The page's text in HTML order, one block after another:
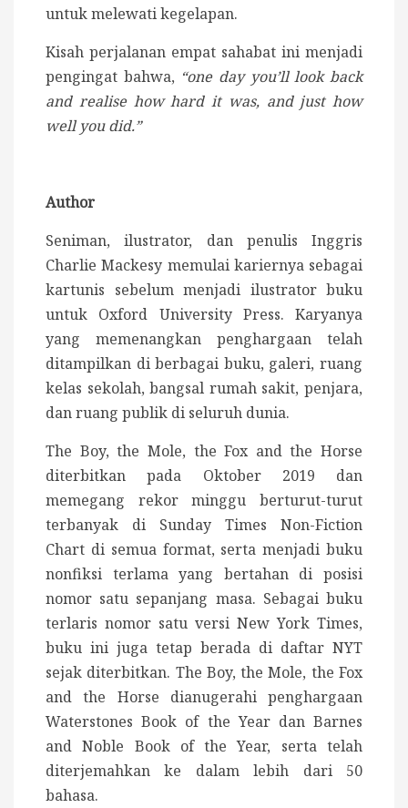
untuk melewati kegelapan.
Kisah perjalanan empat sahabat ini menjadi
pengingat bahwa, “one day you’ll look back
and realise how hard it was, and just how
well you did.”
Author
Seniman, ilustrator, dan penulis Inggris
Charlie Mackesy memulai kariernya sebagai
kartunis sebelum menjadi ilustrator buku
untuk Oxford University Press. Karyanya
yang memenangkan penghargaan telah
ditampilkan di berbagai buku, galeri, ruang
kelas sekolah, bangsal rumah sakit, penjara,
dan ruang publik di seluruh dunia.
The Boy, the Mole, the Fox and the Horse
diterbitkan pada Oktober 2019 dan
memegang rekor minggu berturut-turut
terbanyak di Sunday Times Non-Fiction
Chart di semua format, serta menjadi buku
nonfiksi terlama yang bertahan di posisi
nomor satu sepanjang masa. Sebagai buku
terlaris nomor satu versi New York Times,
buku ini juga tetap berada di daftar NYT
sejak diterbitkan. The Boy, the Mole, the Fox
and the Horse dianugerahi penghargaan
Waterstones Book of the Year dan Barnes
and Noble Book of the Year, serta telah
diterjemahkan ke dalam lebih dari 50
bahasa.